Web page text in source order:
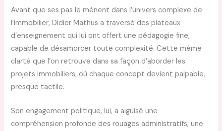
Avant que ses pas le mènent dans l’univers complexe de
l’immobilier, Didier Mathus a traversé des plateaux
d’enseignement qui lui ont offert une pédagogie fine,
capable de désamorcer toute complexité. Cette même
clarté que l’on retrouve dans sa façon d’aborder les
projets immobiliers, où chaque concept devient palpable,
presque tactile.
Son engagement politique, lui, a aiguisé une
compréhension profonde des rouages administratifs, une